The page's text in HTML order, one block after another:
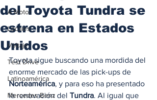
A Motor
Locales
Voltaje
Test Drive
Latinoamérica
Mercedes Benz
del Toyota Tundra se
estrena en Estados
Unidos
Toyota sigue buscando una mordida del
enorme mercado de las pick-ups de
Norteamérica, y para eso ha presentado
la renovación del Tundra. Al igual que